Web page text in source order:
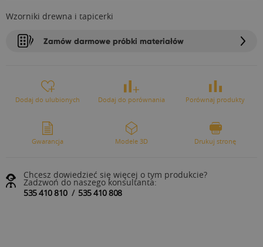
Wzorniki drewna i tapicerki
Zamów darmowe próbki materiałów
Dodaj do ulubionych Dodaj do porównania Porównaj produkty
Gwarancja Modele 3D Drukuj stronę
Chcesz dowiedzieć się więcej o tym produkcie?
Zadzwoń do naszego konsultanta:
535 410 810/ 535 410 808